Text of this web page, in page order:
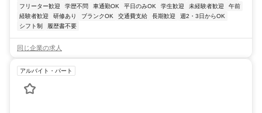
フリーター歓迎
学歴不問 車通勤OK 平日のみOK 学生歓迎 未経験者歓迎
午前
経験者歓迎
研修あり ブランクOK 交通費支給 長期歓迎
週2・3日からOK
シフト制
履歴書不要
同じ企業の求人
アルバイト・パート